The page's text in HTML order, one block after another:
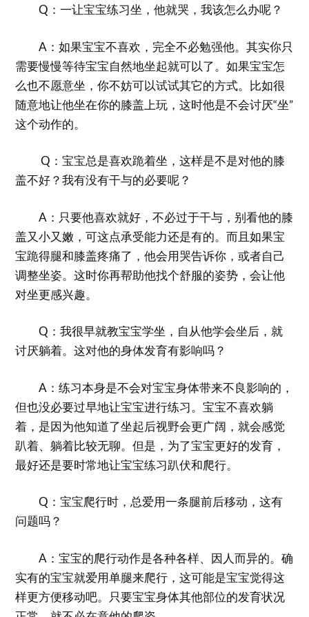
Q：一让宝宝练习坐，他就哭，我该怎么办呢？
A：如果宝宝不喜欢，完全不必勉强他。其实你只
需要慢慢等待宝宝自然地坐起就可以了。如果宝宝怎
么也不愿意坐，你不妨可以试试其它的方式。比如很
随意地让他坐在你的膝盖上玩，这时他是不会讨厌“坐”
这个动作的。
Q：宝宝总是喜欢跪着坐，这样是不是对他的膝
盖不好？我有没有干与的必要呢？
A：只要他喜欢就好，不必过于干与，别看他的膝
盖又小又嫩，可这点承受能力还是有的。而且如果宝
宝跪得腿和膝盖疼痛了，他会用哭告诉你，或者自己
调整坐姿。这时你再帮助他找个舒服的姿势，会让他
对坐更感兴趣。
Q：我很早就教宝宝学坐，自从他学会坐后，就
讨厌躺着。这对他的身体发育有影响吗？
A：练习本身是不会对宝宝身体带来不良影响的，
但也没必要过早地让宝宝进行练习。宝宝不喜欢躺
着，是因为他知道了坐起后视野会更广阔，就会感觉
趴着、躺着比较无聊。但是，为了宝宝更好的发育，
最好还是要时常地让宝宝练习趴伏和爬行。
Q：宝宝爬行时，总爱用一条腿前后移动，这有
问题吗？
A：宝宝的爬行动作是各种各样、因人而异的。确
实有的宝宝就爱用单腿来爬行，这可能是宝宝觉得这
样更方便移动吧。只要宝宝身体其他部位的发育状况